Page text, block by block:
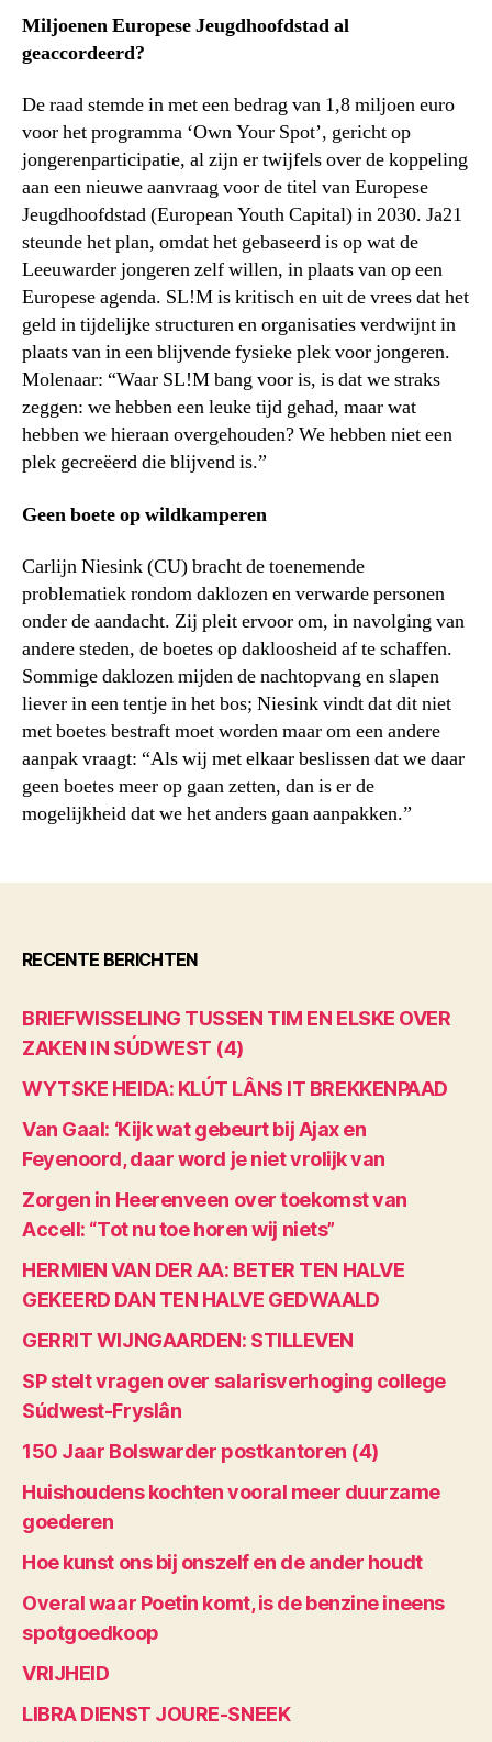
Miljoenen Europese Jeugdhoofdstad al
geaccordeerd?
De raad stemde in met een bedrag van 1,8 miljoen euro
voor het programma ‘Own Your Spot’, gericht op
jongerenparticipatie, al zijn er twijfels over de koppeling
aan een nieuwe aanvraag voor de titel van Europese
Jeugdhoofdstad (European Youth Capital) in 2030. Ja21
steunde het plan, omdat het gebaseerd is op wat de
Leeuwarder jongeren zelf willen, in plaats van op een
Europese agenda. SL!M is kritisch en uit de vrees dat het
geld in tijdelijke structuren en organisaties verdwijnt in
plaats van in een blijvende fysieke plek voor jongeren.
Molenaar: “Waar SL!M bang voor is, is dat we straks
zeggen: we hebben een leuke tijd gehad, maar wat
hebben we hieraan overgehouden? We hebben niet een
plek gecreëerd die blijvend is.”
Geen boete op wildkamperen
Carlijn Niesink (CU) bracht de toenemende
problematiek rondom daklozen en verwarde personen
onder de aandacht. Zij pleit ervoor om, in navolging van
andere steden, de boetes op dakloosheid af te schaffen.
Sommige daklozen mijden de nachtopvang en slapen
liever in een tentje in het bos; Niesink vindt dat dit niet
met boetes bestraft moet worden maar om een andere
aanpak vraagt: “Als wij met elkaar beslissen dat we daar
geen boetes meer op gaan zetten, dan is er de
mogelijkheid dat we het anders gaan aanpakken.”
RECENTE BERICHTEN
BRIEFWISSELING TUSSEN TIM EN ELSKE OVER
ZAKEN IN SÚDWEST (4)
WYTSKE HEIDA: KLÚT LÂNS IT BREKKENPAAD
Van Gaal: ‘Kijk wat gebeurt bij Ajax en
Feyenoord, daar word je niet vrolijk van
Zorgen in Heerenveen over toekomst van
Accell: “Tot nu toe horen wij niets”
HERMIEN VAN DER AA: BETER TEN HALVE
GEKEERD DAN TEN HALVE GEDWAALD
GERRIT WIJNGAARDEN: STILLEVEN
SP stelt vragen over salarisverhoging college
Súdwest-Fryslân
150 Jaar Bolswarder postkantoren (4)
Huishoudens kochten vooral meer duurzame
goederen
Hoe kunst ons bij onszelf en de ander houdt
Overal waar Poetin komt, is de benzine ineens
spotgoedkoop
VRIJHEID
LIBRA DIENST JOURE-SNEEK